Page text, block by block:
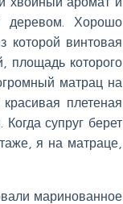
деревом. Хорошо
которой винтовая
площадь которого
матрац на
плетеная
супруг берет
я на матраце,
маринованное